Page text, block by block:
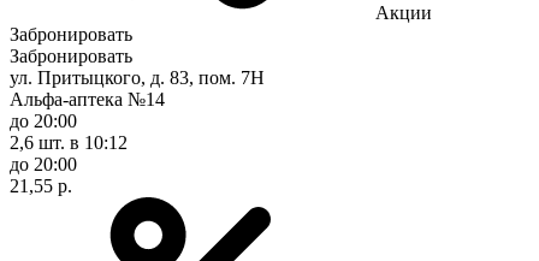
Акции
Забронировать
Забронировать
ул. Притыцкого, д. 83, пом. 7Н
Альфа-аптека №14
до 20:00
2,6 шт. в 10:12
до 20:00
21,55 р.